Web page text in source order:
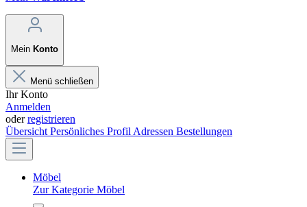
Mein Konto
Menü schließen
Ihr Konto
Anmelden
oderregistrieren
Übersicht Persönliches Profil Adressen Bestellungen
Möbel
Zur Kategorie Möbel